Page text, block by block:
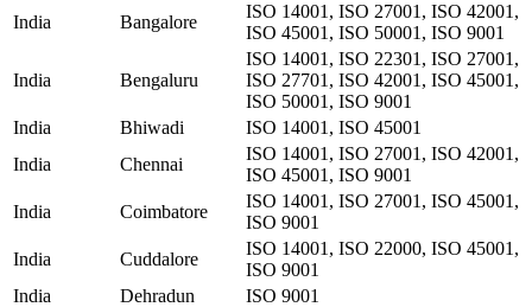
India
Bangalore
ISO 14001, ISO 27001, ISO 42001,
ISO 45001, ISO 50001, ISO 9001
India Bengaluru
ISO 14001, ISO 22301, ISO 27001,
ISO 27701, ISO 42001, ISO 45001,
ISO 50001, ISO 9001
India
Bhiwadi
ISO 14001, ISO 45001
India
Chennai
ISO 14001, ISO 27001, ISO 42001,
ISO 45001, ISO 9001
India
Coimbatore
ISO 14001, ISO 27001, ISO 45001,
ISO 9001
India
Cuddalore
ISO 14001, ISO 22000, ISO 45001,
ISO 9001
India
Dehradun ISO 9001